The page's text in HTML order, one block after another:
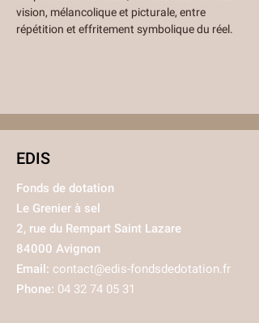
vision, mélancolique et picturale, entre
répétition et effritement symbolique du réel.
EDIS
Fonds de dotation
Le Grenier à sel
2, rue du Rempart Saint Lazare
84000 Avignon
Email: contact@edis-fondsdedotation.fr
Phone: 04 32 74 05 31